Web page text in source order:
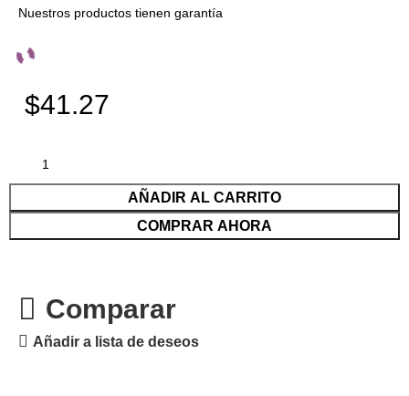
Nuestros productos tienen garantía
$41.27
AÑADIR AL CARRITO
COMPRAR AHORA
Comparar
Añadir a lista de deseos